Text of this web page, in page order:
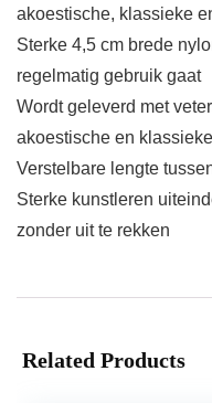
akoestische, klassieke
Sterke 4,5 cm brede
regelmatig gebruik gaat
Wordt geleverd met
akoestische en
Verstelbare lengte
Sterke kunstleren
zonder uit te rekken
Related Products